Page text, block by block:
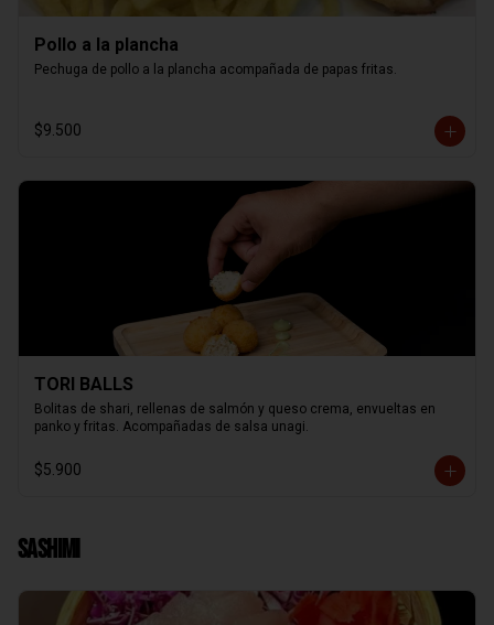
Pollo a la plancha
Pechuga de pollo a la plancha acompañada de papas fritas.
$9.500
TORI BALLS
Bolitas de shari, rellenas de salmón y queso crema, envueltas en
panko y fritas. Acompañadas de salsa unagi.
$5.900
Sashimi